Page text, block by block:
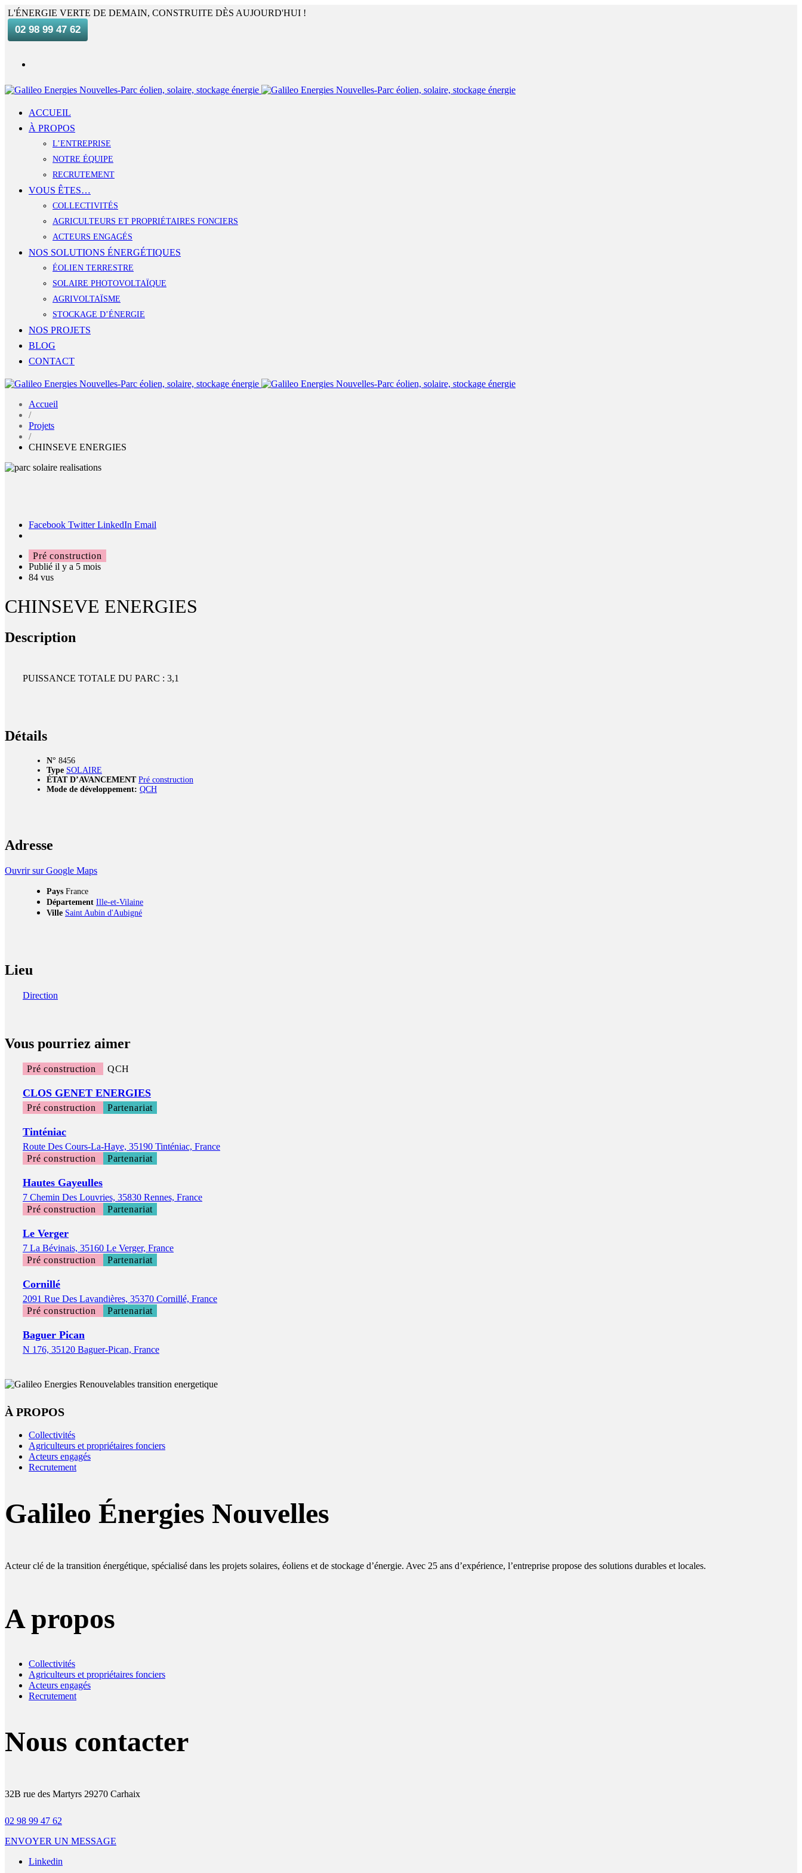
L'ÉNERGIE VERTE DE DEMAIN, CONSTRUITE DÈS AUJOURD'HUI !
02 98 99 47 62
ACCUEIL
À PROPOS
L’ENTREPRISE
NOTRE ÉQUIPE
RECRUTEMENT
VOUS ÊTES…
COLLECTIVITÉS
AGRICULTEURS ET PROPRIÉTAIRES FONCIERS
ACTEURS ENGAGÉS
NOS SOLUTIONS ÉNERGÉTIQUES
ÉOLIEN TERRESTRE
SOLAIRE PHOTOVOLTAÏQUE
AGRIVOLTAÏSME
STOCKAGE D’ÉNERGIE
NOS PROJETS
BLOG
CONTACT
Accueil
/
Projets
/
CHINSEVE ENERGIES
Facebook Twitter LinkedIn Email
Pré construction
Publié il y a 5 mois
84 vus
CHINSEVE ENERGIES
Description
PUISSANCE TOTALE DU PARC : 3,1
Détails
N° 8456
Type SOLAIRE
ÉTAT D’AVANCEMENT Pré construction
Mode de développement: QCH
Adresse
Ouvrir sur Google Maps
Pays France
Département Ille-et-Vilaine
Ville Saint Aubin d'Aubigné
Lieu
Direction
Vous pourriez aimer
Pré construction QCH
CLOS GENET ENERGIES
Pré construction Partenariat
Tinténiac
Route Des Cours-La-Haye, 35190 Tinténiac, France
Pré construction
Partenariat
Hautes Gayeulles
7 Chemin Des Louvries, 35830 Rennes, France
Pré construction
Partenariat
Le Verger
7 La Bévinais, 35160 Le Verger, France
Pré construction
Partenariat
Cornillé
2091 Rue Des Lavandières, 35370 Cornillé, France
Pré construction
Partenariat
Baguer Pican
N 176, 35120 Baguer-Pican, France
À PROPOS
Collectivités
Agriculteurs et propriétaires fonciers
Acteurs engagés
Recrutement
Galileo Énergies Nouvelles
Acteur clé de la transition énergétique, spécialisé dans les projets solaires, éoliens et de stockage d’énergie. Avec 25 ans d’expérience, l’entreprise propose des solutions durables et locales.
A propos
Collectivités
Agriculteurs et propriétaires fonciers
Acteurs engagés
Recrutement
Nous contacter
32B rue des Martyrs 29270 Carhaix
02 98 99 47 62
ENVOYER UN MESSAGE
Linkedin